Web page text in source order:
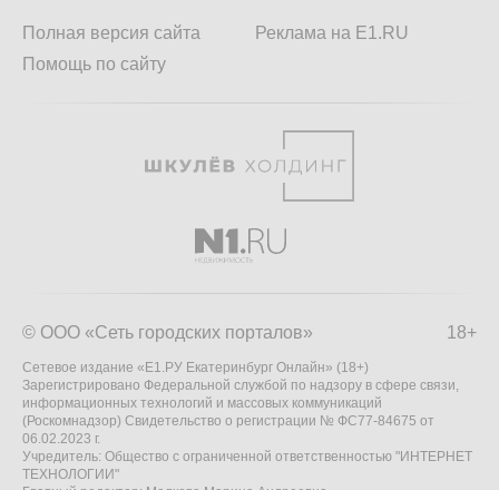
Полная версия сайта
Помощь по сайту
Реклама на E1.RU
18+
© ООО «Сеть городских порталов»
Сетевое издание «Е1.РУ Екатеринбург Онлайн» (18+)
Зарегистрировано Федеральной службой по надзору в сфере связи,
информационных технологий и массовых коммуникаций
(Роскомнадзор) Свидетельство о регистрации № ФС77-84675 от
06.02.2023 г.
Учредитель: Общество с ограниченной ответственностью "ИНТЕРНЕТ
ТЕХНОЛОГИИ"